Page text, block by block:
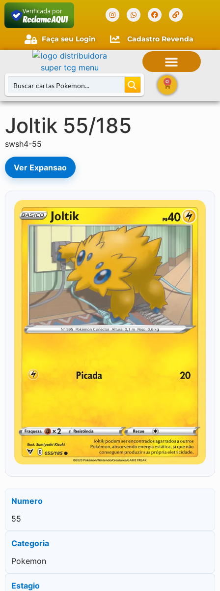
Verificada por
Faça seu Login Cadastro Revenda
0
Joltik 55/185
swsh4-55
Ver Expansao
Numero
55
Categoria
Pokemon
Estagio
Cliente novo?Comece aqui.